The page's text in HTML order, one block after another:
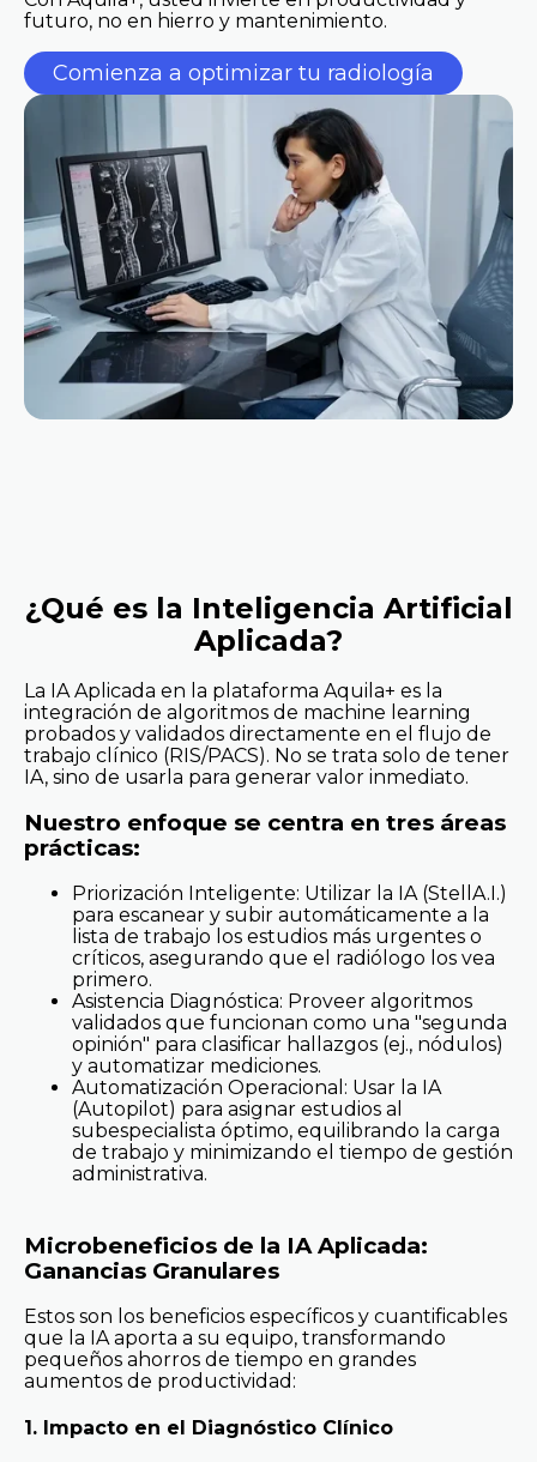
futuro, no en hierro y mantenimiento.
Comienza a optimizar tu radiología
¿Qué es la Inteligencia Artificial
Aplicada?
La IA Aplicada en la plataforma Aquila+ es la
integración de algoritmos de machine learning
probados y validados directamente en el flujo de
trabajo clínico (RIS/PACS). No se trata solo de tener
IA, sino de usarla para generar valor inmediato.
Nuestro enfoque se centra en tres áreas
prácticas:
Priorización Inteligente: Utilizar la IA (StellA.I.)
para escanear y subir automáticamente a la
lista de trabajo los estudios más urgentes o
críticos, asegurando que el radiólogo los vea
primero.
Asistencia Diagnóstica: Proveer algoritmos
validados que funcionan como una "segunda
opinión" para clasificar hallazgos (ej., nódulos)
y automatizar mediciones.
Automatización Operacional: Usar la IA
(Autopilot) para asignar estudios al
subespecialista óptimo, equilibrando la carga
de trabajo y minimizando el tiempo de gestión
administrativa.
Microbeneficios de la IA Aplicada:
Ganancias Granulares
Estos son los beneficios específicos y cuantificables
que la IA aporta a su equipo, transformando
pequeños ahorros de tiempo en grandes
aumentos de productividad:
1. Impacto en el Diagnóstico Clínico